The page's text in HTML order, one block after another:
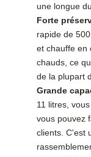
une longue
Forte
rapide de
et chauffe en
chauds, ce
de la plupart
Grande
11 litres,
vous pouvez
clients. C'est